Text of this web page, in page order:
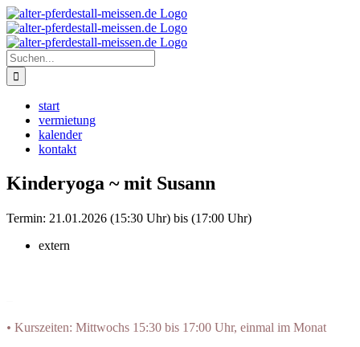
Zum
Inhalt
springen
Instagram
Suche
nach:
start
vermietung
kalender
kontakt
Kinderyoga ~ mit Susann
Termin: 21.01.2026 (15:30 Uhr) bis (17:00 Uhr)
extern
• Kurszeiten: Mittwochs 15:30 bis 17:00 Uhr, einmal im Monat